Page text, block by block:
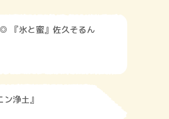
◎編集者コラム◎ 『氷と蜜』佐久そるん
浄土』